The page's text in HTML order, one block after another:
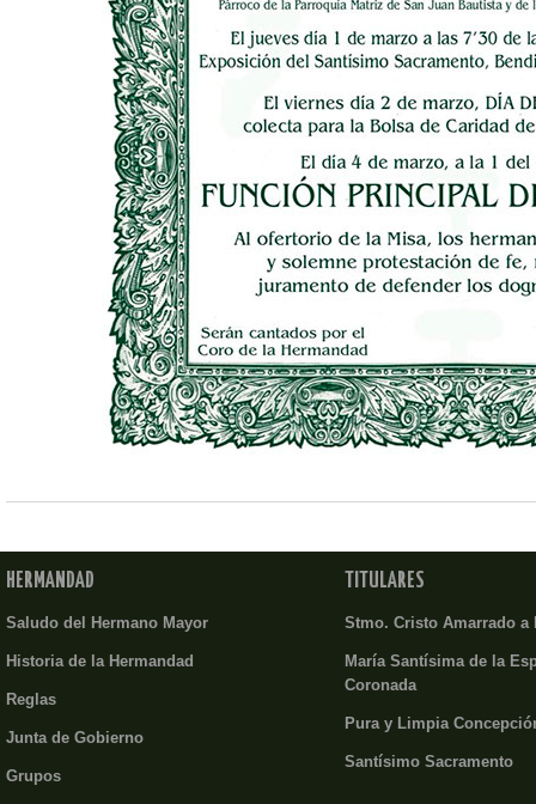
HERMANDAD
Saludo del Hermano Mayor
Historia de la Hermandad
Reglas
Junta de Gobierno
Grupos
TITULARES
Stmo. Cristo Amarrado a
María Santísima de la
Coronada
Pura y Limpia
Santísimo Sacramento